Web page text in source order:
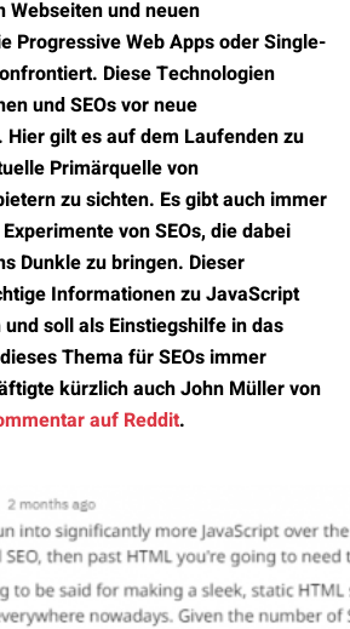
und neuen
Progressive Web Apps oder Single-
Diese Technologien
und SEOs vor neue
gilt es auf dem Laufenden zu
Primärquelle von
zu sichten. Es gibt auch immer
von SEOs, die dabei
Dunkle zu bringen. Dieser
Informationen zu JavaScript
und soll als Einstiegshilfe in das
Thema für SEOs immer
kürzlich auch John Müller von
auf Reddit.